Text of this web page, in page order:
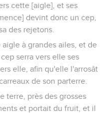
cette [aigle], et ses
devint donc un cep,
des rejetons.
à grandes ailes, et de
serra vers elle ses
elle, afin qu'elle l'arrosât
de son parterre.
terre, près des grosses
et portait du fruit, et il